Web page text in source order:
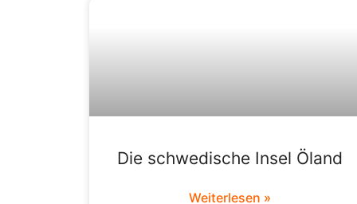
Die schwedische Insel Öland
Weiterlesen »